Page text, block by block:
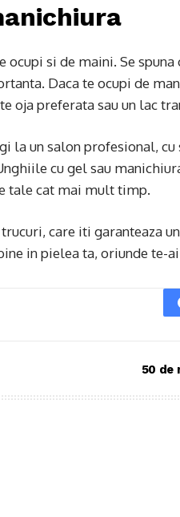
si de maini. Se
Daca te ocupi de
oja preferata sau un lac
la un salon profesional,
cu gel sau
tale cat mai mult timp.
care iti garanteaza
in pielea ta, oriunde te-
50 de